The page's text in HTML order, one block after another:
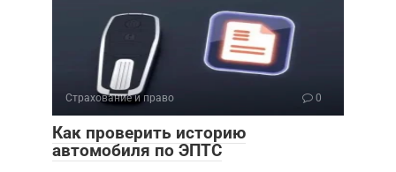
Страхование и право 0
Как проверить историю
автомобиля по ЭПТС